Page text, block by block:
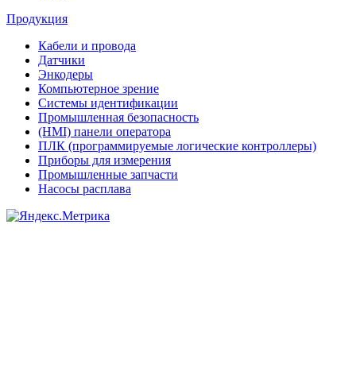
Продукция
Кабели и провода
Датчики
Энкодеры
Компьютерное зрение
Системы идентификации
Промышленная безопасность
(HMI) панели оператора
ПЛК (программируемые логические контроллеры)
Приборы для измерения
Промышленные запчасти
Насосы расплава